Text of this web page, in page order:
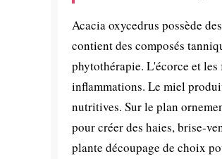
Acacia oxycedrus possède
contient des composés
phytothérapie. L'écorce et
inflammations. Le miel
nutritives. Sur le plan
pour créer des haies, brise-
plante découpage de choix